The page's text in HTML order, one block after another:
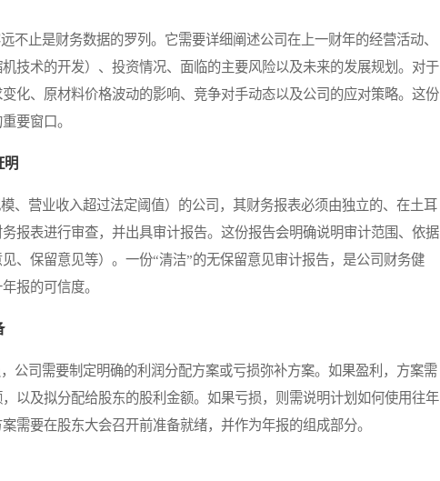
止是财务数据的罗列。它需要详细阐述公司在上一财年的经营活动、
技术的开发）、投资情况、面临的主要风险以及未来的发展规划。对于
化、原材料价格波动的影响、竞争对手动态以及公司的应对策略。这份
要窗口。
明
营业收入超过法定阈值）的公司，其财务报表必须由独立的、在土耳
报表进行审查，并出具审计报告。这份报告会明确说明审计范围、依据
、保留意见等）。一份“清洁”的无保留意见审计报告，是公司财务健
报的可信度。
司需要制定明确的利润分配方案或亏损弥补方案。如果盈利，方案需
以及拟分配给股东的股利金额。如果亏损，则需说明计划如何使用往年
需要在股东大会召开前准备就绪，并作为年报的组成部分。